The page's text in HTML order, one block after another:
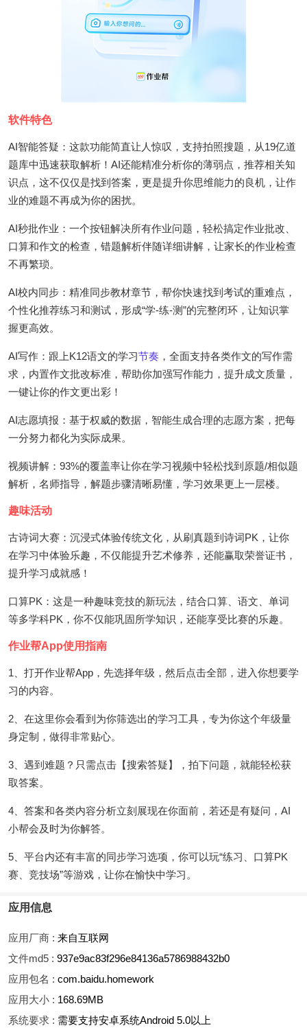
软件特色
AI智能答疑：这款功能简直让人惊叹，支持拍照搜题，从19亿道
题库中迅速获取解析！AI还能精准分析你的薄弱点，推荐相关知
识点，这不仅仅是找到答案，更是提升你思维能力的良机，让作
业的难题不再成为你的困扰。
AI秒批作业：一个按钮解决所有作业问题，轻松搞定作业批改、
口算和作文的检查，错题解析伴随详细讲解，让家长的作业检查
不再繁琐。
AI校内同步：精准同步教材章节，帮你快速找到考试的重难点，
个性化推荐练习和测试，形成“学-练-测”的完整闭环，让知识掌
握更高效。
AI写作：跟上K12语文的学习节奏 ，全面支持各类作文的写作需
求，内置作文批改标准，帮助你加强写作能力，提升成文质量，
一键让你的作文更出彩！
AI志愿填报：基于权威的数据，智能生成合理的志愿方案，把每
一分努力都化为实际成果。
视频讲解：93%的覆盖率让你在学习视频中轻松找到原题/相似题
解析，名师指导，解题步骤清晰易懂，学习效果更上一层楼。
趣味活动
古诗词大赛：沉浸式体验传统文化，从刷真题到诗词PK，让你
在学习中体验乐趣，不仅能提升艺术修养，还能赢取荣誉证书，
提升学习成就感！
口算PK：这是一种趣味竞技的新玩法，结合口算、语文、单词
等多学科PK，你不仅能巩固所学知识，还能享受比赛的乐趣。
作业帮App使用指南
1、打开作业帮App，先选择年级，然后点击全部，进入你想要学
习的内容。
2、在这里你会看到为你筛选出的学习工具，专为你这个年级量
身定制，做得非常贴心。
3、遇到难题？只需点击【搜索答疑】，拍下问题，就能轻松获
取答案。
4、答案和各类内容分析立刻展现在你面前，若还是有疑问，AI
小帮会及时为你解答。
5、平台内还有丰富的同步学习选项，你可以玩“练习、口算PK
赛、竞技场”等游戏，让你在愉快中学习。
应用信息
应用厂商 : 来自互联网
文件md5 : 937e9ac83f296e84136a5786988432b0
应用包名 : com.baidu.homework
应用大小 : 168.69MB
系统要求 : 需要支持安卓系统Android 5.0以上